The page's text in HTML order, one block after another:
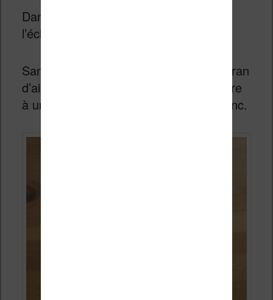
Dans le cas de cette Vivlio Color,
l’éclairage s’avère donc trop puissant.
Sans éclairage, la liseuse affiche un écran
d’ailleurs assez sombre si on le compare
à une liseuse avec un écran noir et blanc.